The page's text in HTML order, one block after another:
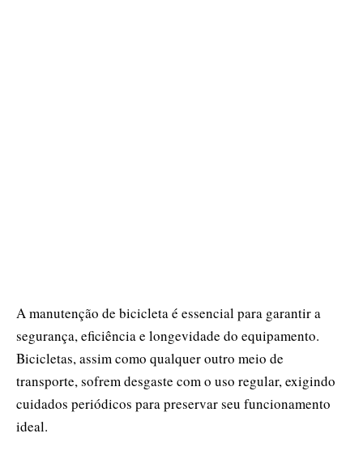
A manutenção de bicicleta é essencial para garantir a
segurança, eficiência e longevidade do equipamento.
Bicicletas, assim como qualquer outro meio de
transporte, sofrem desgaste com o uso regular, exigindo
cuidados periódicos para preservar seu funcionamento
ideal.